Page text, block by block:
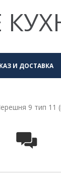
И ДОСТАВКА
9 тип 11